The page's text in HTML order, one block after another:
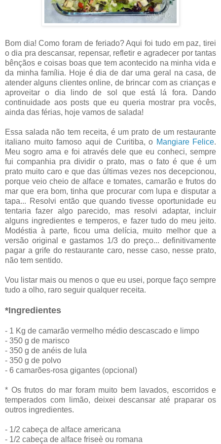
Bom dia! Como foram de feriado? Aqui foi tudo em paz, tirei
o dia pra descansar, repensar, refletir e agradecer por tantas
bênçãos e coisas boas que tem acontecido na minha vida e
da minha família. Hoje é dia de dar uma geral na casa, de
atender alguns clientes online, de brincar com as crianças e
aproveitar o dia lindo de sol que está lá fora. Dando
continuidade aos posts que eu queria mostrar pra vocês,
ainda das férias, hoje vamos de salada!
Essa salada não tem receita, é um prato de um restaurante
italiano muito famoso aqui de Curitiba, o Mangiare Felice.
Meu sogro ama e foi através dele que eu conheci, sempre
fui companhia pra dividir o prato, mas o fato é que é um
prato muito caro e que das últimas vezes nos decepcionou,
porque veio cheio de alface e tomates, camarão e frutos do
mar que era bom, tinha que procurar com lupa e disputar a
tapa... Resolvi então que quando tivesse oportunidade eu
tentaria fazer algo parecido, mas resolvi adaptar, incluir
alguns ingredientes e temperos, e fazer tudo do meu jeito.
Modéstia à parte, ficou uma delícia, muito melhor que a
versão original e gastamos 1/3 do preço... definitivamente
pagar a grife do restaurante caro, nesse caso, nesse prato,
não tem sentido.
Vou listar mais ou menos o que eu usei, porque faço sempre
tudo a olho, raro seguir qualquer receita.
*Ingredientes
- 1 Kg de camarão vermelho médio descascado e limpo
- 350 g de marisco
- 350 g de anéis de lula
- 350 g de polvo
- 6 camarões-rosa gigantes (opcional)
* Os frutos do mar foram muito bem lavados, escorridos e
temperados com limão, deixei descansar até praparar os
outros ingredientes.
- 1/2 cabeça de alface americana
- 1/2 cabeça de alface friseè ou romana